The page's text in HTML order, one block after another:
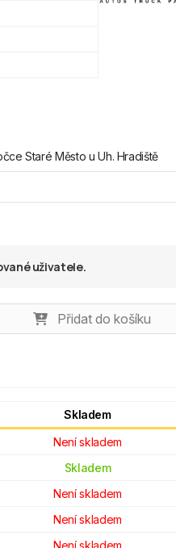
Staré Město u Uh. Hradiště
uživatele.
Přidat do košíku
Skladem
Není skladem
Skladem
Není skladem
Není skladem